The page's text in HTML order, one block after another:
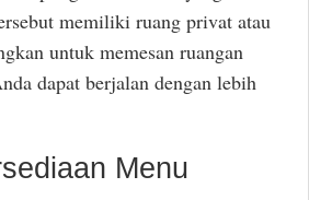
memiliki ruang privat atau
untuk memesan ruangan
dapat berjalan dengan lebih
Menu